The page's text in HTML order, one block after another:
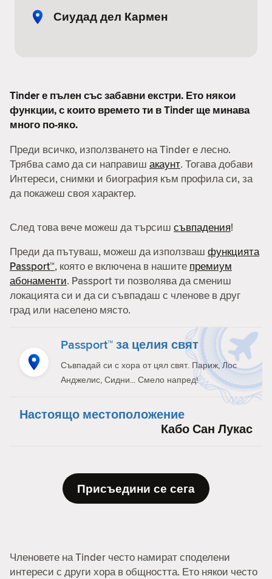
Сиудад дел Кармен
Tinder е пълен със забавни екстри. Ето някои
функции, с които времето ти в Tinder ще минава
много по-яко.
Преди всичко, използването на Tinder е лесно.
Трябва само да си направиш акаунт. Тогава добави
Интереси, снимки и биография към профила си, за
да покажеш своя характер.
След това вече можеш да търсиш съвпадения!
Преди да пътуваш, можеш да използваш функцията
Passport™, която е включена в нашите премиум
абонаменти. Passport ти позволява да смениш
локацията си и да си съвпадаш с членове в друг
град или населено място.
Passport™ за целия свят
Съвпадай си с хора от цял свят. Париж, Лос
Анджелис, Сидни... Смело напред!
Настоящо местоположение
Кабо Сан Лукас
Присъедини се сега
Членовете на Tinder често намират споделени
интереси с други хора в общността. Ето някои често